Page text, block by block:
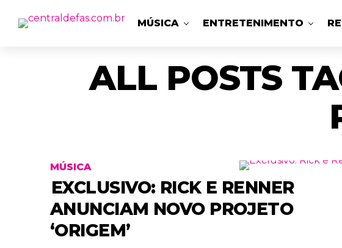
MÚSICA ENTRETENIMENTO
ALL POSTS
MÚSICA
EXCLUSIVO: RICK E RENNER
ANUNCIAM NOVO PROJETO
‘ORIGEM’